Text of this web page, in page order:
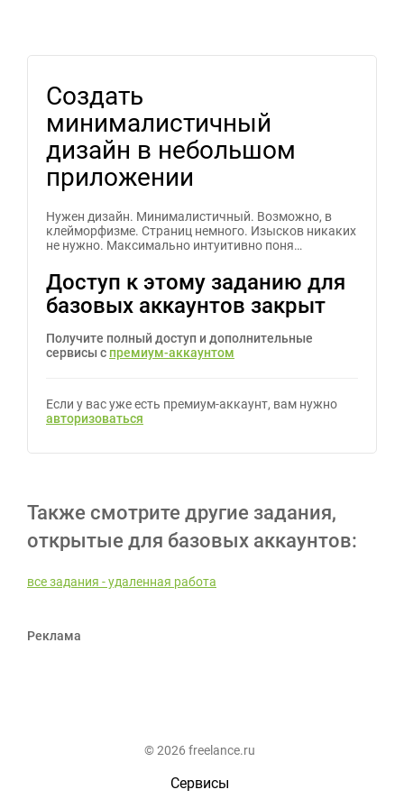
Создать
минималистичный
дизайн в небольшом
приложении
Нужен дизайн. Минималистичный. Возможно, в
клейморфизме. Страниц немного. Изысков никаких
не нужно. Максимально интуитивно поня…
Доступ к этому заданию для
базовых аккаунтов закрыт
Получите полный доступ и дополнительные
сервисы с премиум-аккаунтом
Если у вас уже есть премиум-аккаунт, вам нужно
авторизоваться
Также смотрите другие задания,
открытые для базовых аккаунтов:
все задания - удаленная работа
Реклама
© 2026 freelance.ru
Сервисы